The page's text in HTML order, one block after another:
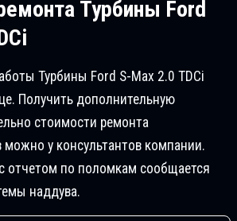
Турбины Ford
Турбины Ford S-Max 2.0 TDCi
Получить дополнительную
стоимости ремонта
можно у консультантов компании.
отчетом по поломкам сообщается
наддува.